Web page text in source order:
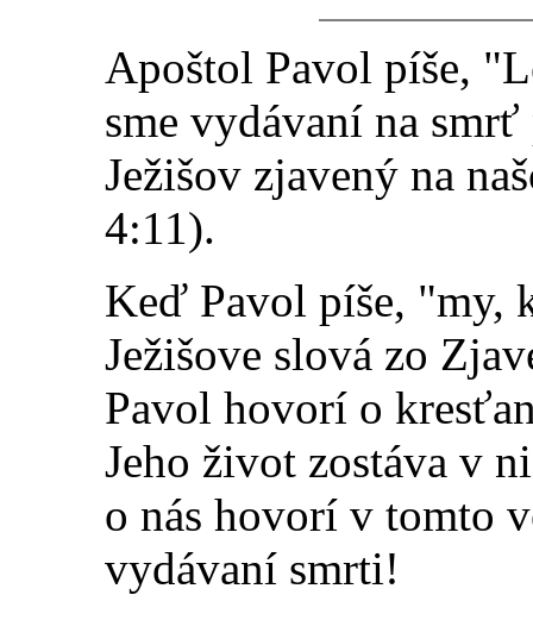
Apoštol Pavol píše,
sme vydávaní na
Ježišov zjavený na
4:11).
Keď Pavol píše, "my,
Ježišove slová zo
Pavol hovorí o
Jeho život zostáva v
o nás hovorí v tomto
vydávaní smrti!